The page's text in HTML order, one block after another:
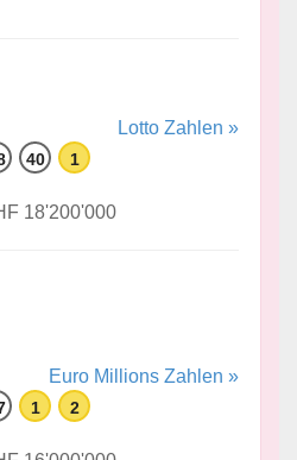
Lotto Zahlen »
40 1
18'200'000
Euro Millions Zahlen »
1 2